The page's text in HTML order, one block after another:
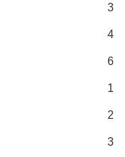
3
4
6
1
2
3